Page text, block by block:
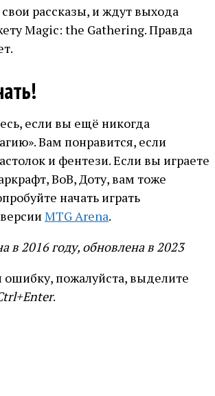
рассказы, и ждут выхода
Magic: the Gathering. Правда
если вы ещё никогда
Вам понравится, если
и фентези. Если вы играете
ВоВ, Доту, вам тоже
начать играть
MTG Arena.
в 2016 году, обновлена в 2023
пожалуйста, выделите
.